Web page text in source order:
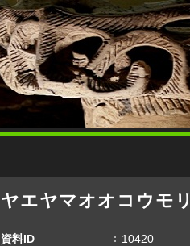
ヤエヤマオオコウモリ
資料ID 10420